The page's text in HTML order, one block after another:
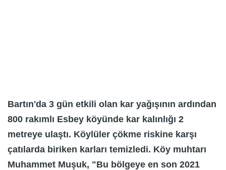
Bartın'da 3 gün etkili olan kar yağışının ardından
800 rakımlı Esbey köyünde kar kalınlığı 2
metreye ulaştı. Köylüler çökme riskine karşı
çatılarda biriken karları temizledi. Köy muhtarı
Muhammet Muşuk, "Bu bölgeye en son 2021